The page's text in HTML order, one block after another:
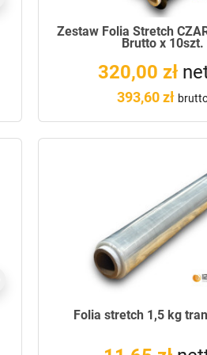
Zestaw Folia Stretch
Brutto x 10szt.
320,00 zł
393,60 zł
Folia stretch 1,5 kg